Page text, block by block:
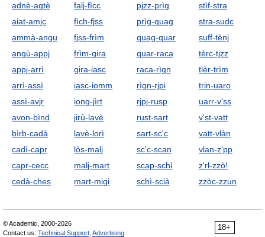
adnè-agtè
aiat-amjc
ammà-angu
angù-appj
appj-arrì
arrì-assì
assì-avjr
avon-bìnd
bìrb-cadà
cadì-capr
capr-cecc
cedà-ches
falj-fìcc
fìch-fjss
fjss-frìm
frìm-gira
gira-iasc
iasc-iomm
iong-jìrt
jirù-lavè
lavè-lorì
lòs-malj
malj-mart
mart-migi
pjzz-prìg
prìg-quag
quag-quar
quar-raca
raca-rìgn
rìgn-rjpi
rjpj-rusp
rust-sart
sart-sc'c
sc'c-scan
scap-schì
schì-scià
stìf-stra
stra-sudc
suff-tènj
tèrc-tjzz
tlèr-trìm
trin-uaro
uarr-v'ss
v'st-vatt
vatt-vlàn
vlan-z'pp
z'rl-zzò!
zzòc-zzun
18+
© Academic, 2000-2026
Contact us: Technical Support Advertising